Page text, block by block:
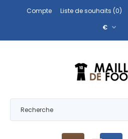
Compte Liste de souhaits (0)
€